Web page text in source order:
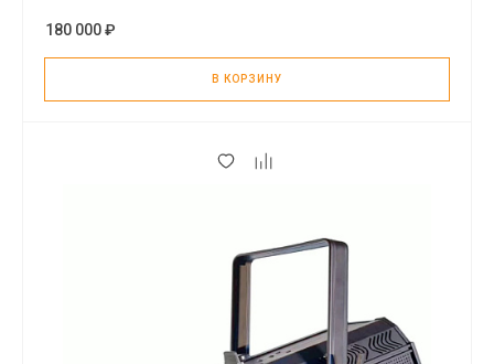
180 000 ₽
В КОРЗИНУ